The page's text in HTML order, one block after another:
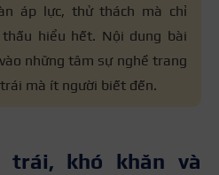
trình makeup và kinh
dạy.
áp lực, thử thách mà chỉ
hiểu hết. Nội dung bài
những tâm sự nghề trang
mà ít người biết đến.
trái, khó khăn và